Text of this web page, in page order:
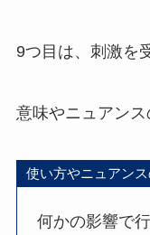
9つ目は、刺激を
意味やニュアンス
使い方やニュアン
何かの影響で